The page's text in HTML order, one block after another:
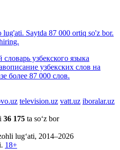
Saytda 87 000 ortiq so'z bor.
узбекского языка
узбекских слов на
более 87 000 слов.
television.uz vatt.uz iboralar.uz
36 175 ta so‘z bor
lug‘ati, 2014–2026
18+